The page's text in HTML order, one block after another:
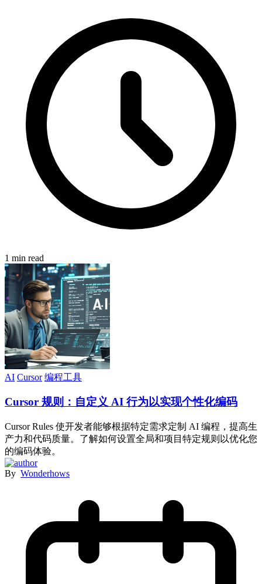
1 min read
AI Cursor 编程工具
Cursor 规则：自定义 AI 行为以实现个性化编码
Cursor Rules 使开发者能够根据特定需求定制 AI 编程，提高生
产力和代码质量。了解如何设置全局和项目特定规则以优化您
的编码体验。
By Wonderhows